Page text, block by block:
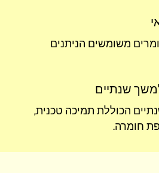
משומשים הניתנים
שנתיים
הכוללת תמיכה טכנית,
חומרה.